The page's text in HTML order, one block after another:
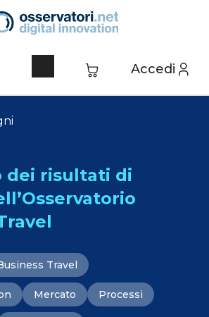
Accedi
dei risultati di
Travel
Mercato Processi